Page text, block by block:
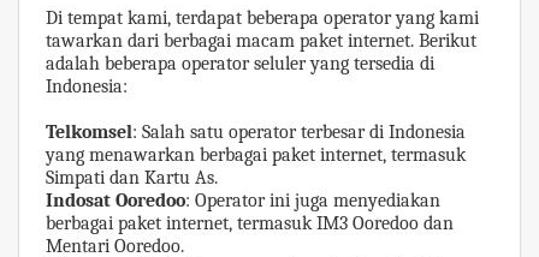
Di tempat kami, terdapat beberapa operator yang kami
tawarkan dari berbagai macam paket internet. Berikut
adalah beberapa operator seluler yang tersedia di
Indonesia:
Telkomsel: Salah satu operator terbesar di Indonesia
yang menawarkan berbagai paket internet, termasuk
Simpati dan Kartu As.
Indosat Ooredoo: Operator ini juga menyediakan
berbagai paket internet, termasuk IM3 Ooredoo dan
Mentari Ooredoo.